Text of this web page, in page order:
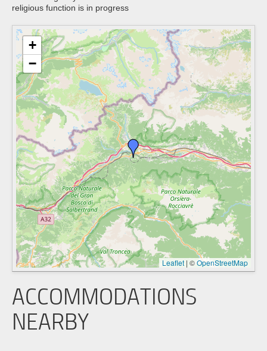
religious function is in progress
+
−
Leaflet | ©OpenStreetMap
ACCOMMODATIONS
NEARBY